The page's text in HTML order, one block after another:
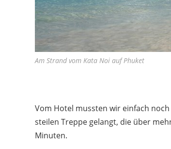
Am Strand vom Kata Noi auf Phuket
Vom Hotel mussten wir einfach
steilen Treppe gelangt, die über
Minuten.